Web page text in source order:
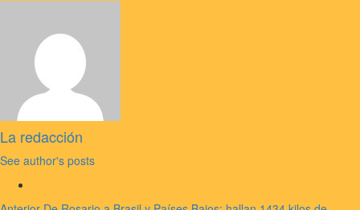
La redacción
See author's posts